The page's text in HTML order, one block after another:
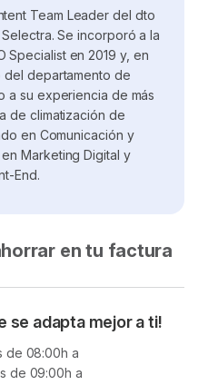
Team Leader del dto
Se incorporó a la
Specialist en 2019 y, en
del departamento de
a su experiencia de más
de climatización de
en Comunicación y
Marketing Digital y
End.
en tu factura
se adapta mejor a ti!
de 08:00h a
de 09:00h a